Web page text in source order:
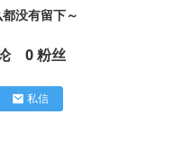
没有留下～
0 粉丝
私信